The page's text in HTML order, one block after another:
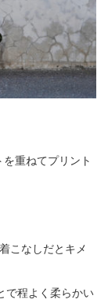
重ねてプリント
こなしだとキメ
で程よく柔らかい